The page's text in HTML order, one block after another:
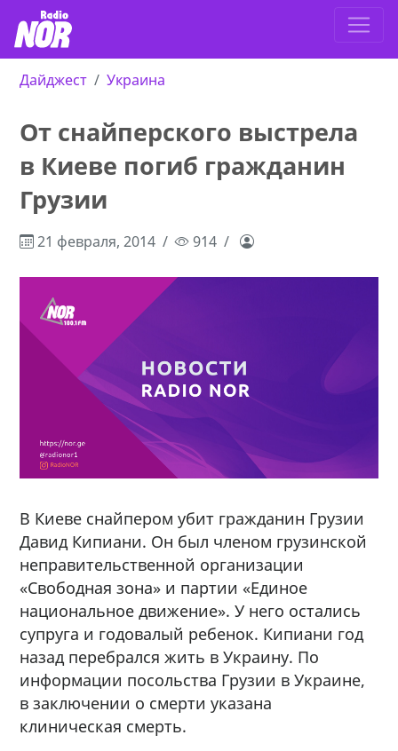
Дайджест Украина
От снайперского выстрела
в Киеве погиб гражданин
Грузии
21 февраля, 2014 914
В Киеве снайпером убит гражданин Грузии
Давид Кипиани. Он был членом грузинской
неправительственной организации
«Свободная зона» и партии «Единое
национальное движение». У него остались
супруга и годовалый ребенок. Кипиани год
назад перебрался жить в Украину. По
информации посольства Грузии в Украине,
в заключении о смерти указана
клиническая смерть.